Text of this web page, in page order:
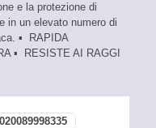
e la protezione di
in un elevato numero di
▪ RAPIDA
▪ RESISTE AI RAGGI